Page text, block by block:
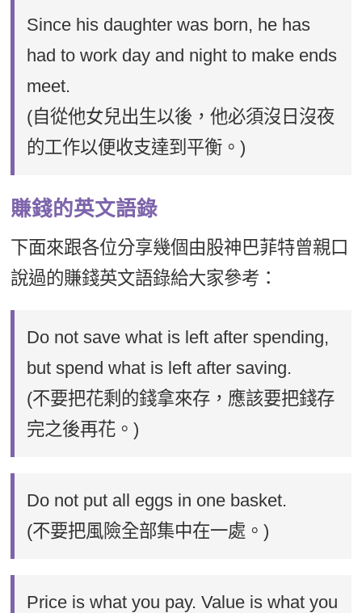
Since his daughter was born, he has
had to work day and night to make ends
meet.
(自從他女兒出生以後，他必須沒日沒夜
的工作以便收支達到平衡。)
賺錢的英文語錄
下面來跟各位分享幾個由股神巴菲特曾親口
說過的賺錢英文語錄給大家參考：
Do not save what is left after spending,
but spend what is left after saving.
(不要把花剩的錢拿來存，應該要把錢存
完之後再花。)
Do not put all eggs in one basket.
(不要把風險全部集中在一處。)
Price is what you pay. Value is what you